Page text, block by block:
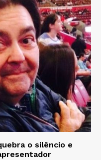
o silêncio e